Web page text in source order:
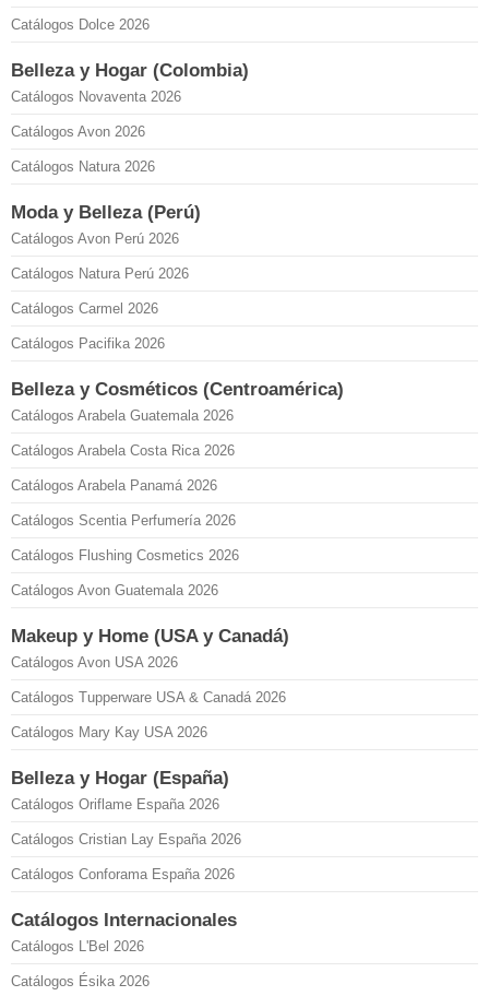
Catálogos Dolce 2026
Belleza y Hogar (Colombia)
Catálogos Novaventa 2026
Catálogos Avon 2026
Catálogos Natura 2026
Moda y Belleza (Perú)
Catálogos Avon Perú 2026
Catálogos Natura Perú 2026
Catálogos Carmel 2026
Catálogos Pacifika 2026
Belleza y Cosméticos (Centroamérica)
Catálogos Arabela Guatemala 2026
Catálogos Arabela Costa Rica 2026
Catálogos Arabela Panamá 2026
Catálogos Scentia Perfumería 2026
Catálogos Flushing Cosmetics 2026
Catálogos Avon Guatemala 2026
Makeup y Home (USA y Canadá)
Catálogos Avon USA 2026
Catálogos Tupperware USA & Canadá 2026
Catálogos Mary Kay USA 2026
Belleza y Hogar (España)
Catálogos Oriflame España 2026
Catálogos Cristian Lay España 2026
Catálogos Conforama España 2026
Catálogos Internacionales
Catálogos L'Bel 2026
Catálogos Ésika 2026